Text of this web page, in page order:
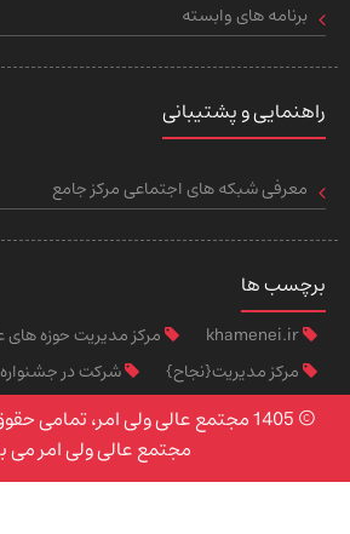
برنامه های وابسته
راهنمایی و پشتیبانی
معرفی شبکه های اجتماعی مرکز جامع
برچسب ها
khamenei.ir
مرکز مدیریت حوزه های
مرکز مدیریت{نجاح}
شرکت در
© 1405 مجتمع عالی ولی امر،
مجتمع عالی ولی امر می